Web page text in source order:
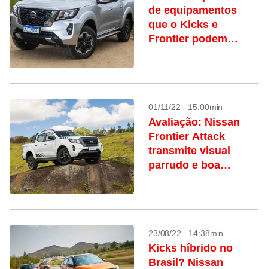
de equipamentos
que o Kicks e
Frontier podem
01/11/22 - 15:00min
Avaliação: Nissan
Frontier Attack
transmite visual
parrudo e boa
23/08/22 - 14:38min
Kicks híbrido no
Brasil? Nissan